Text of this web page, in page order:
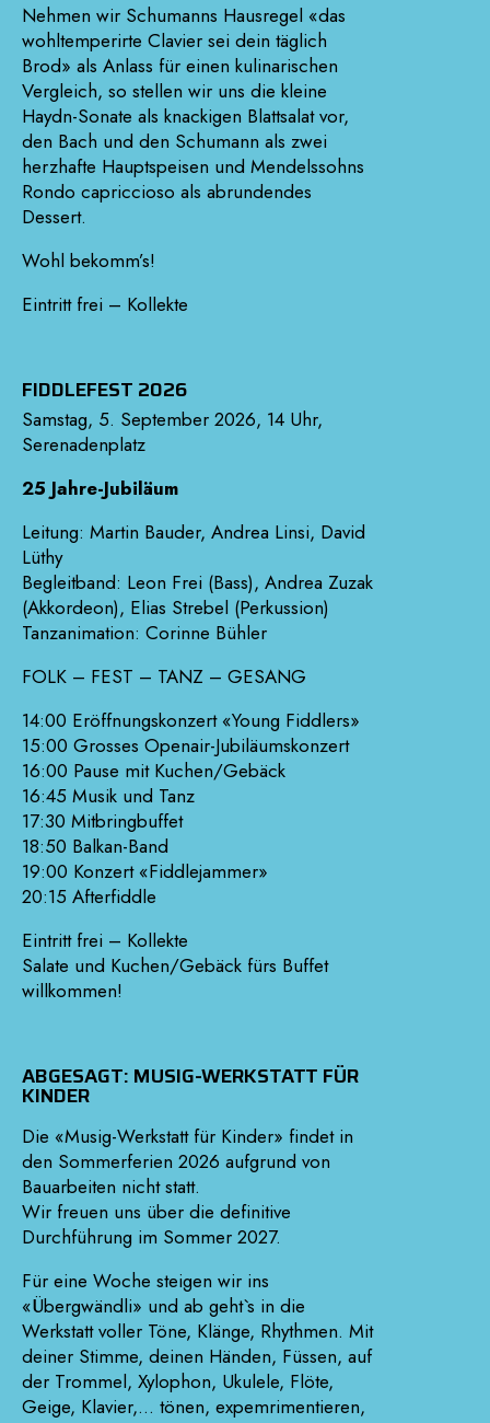
Nehmen wir Schumanns Hausregel «das
wohltemperirte Clavier sei dein täglich
Brod» als Anlass für einen kulinarischen
Vergleich, so stellen wir uns die kleine
Haydn-Sonate als knackigen Blattsalat vor,
den Bach und den Schumann als zwei
herzhafte Hauptspeisen und Mendelssohns
Rondo capriccioso als abrundendes
Dessert.
Wohl bekomm’s!
Eintritt frei – Kollekte
FIDDLEFEST 2026
Samstag, 5. September 2026, 14 Uhr,
Serenadenplatz
25 Jahre-Jubiläum
Leitung: Martin Bauder, Andrea Linsi, David
Lüthy
Begleitband: Leon Frei (Bass), Andrea Zuzak
(Akkordeon), Elias Strebel (Perkussion)
Tanzanimation: Corinne Bühler
FOLK – FEST – TANZ – GESANG
14:00 Eröffnungskonzert «Young Fiddlers»
15:00 Grosses Openair-Jubiläumskonzert
16:00 Pause mit Kuchen/Gebäck
16:45 Musik und Tanz
17:30 Mitbringbuffet
18:50 Balkan-Band
19:00 Konzert «Fiddlejammer»
20:15 Afterfiddle
Eintritt frei – Kollekte
Salate und Kuchen/Gebäck fürs Buffet
willkommen!
ABGESAGT: MUSIG-WERKSTATT FÜR
KINDER
Die «Musig-Werkstatt für Kinder» findet in
den Sommerferien 2026 aufgrund von
Bauarbeiten nicht statt.
Wir freuen uns über die definitive
Durchführung im Sommer 2027.
Für eine Woche steigen wir ins
«Übergwändli» und ab geht`s in die
Werkstatt voller Töne, Klänge, Rhythmen. Mit
deiner Stimme, deinen Händen, Füssen, auf
der Trommel, Xylophon, Ukulele, Flöte,
Geige, Klavier,… tönen, expemrimentieren,